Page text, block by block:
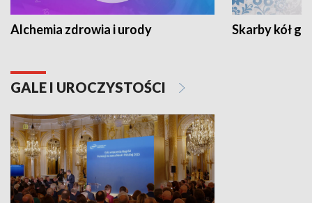
Alchemia zdrowia i urody Skarby kół
GALE I UROCZYSTOŚCI